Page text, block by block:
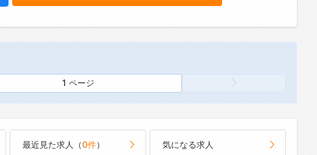
☆----------------------------------------☆
勤務実績に応じて、給与前払いが可能です◎
簡単申請！簡単受取！日払い即日払い対応！
☆----------------------------------------☆
即日対応!!フォロー体制もバッチリ
登録はご自宅からお電話で可能です◎
1 ページ
最近見た求人（0件） 気になる求人